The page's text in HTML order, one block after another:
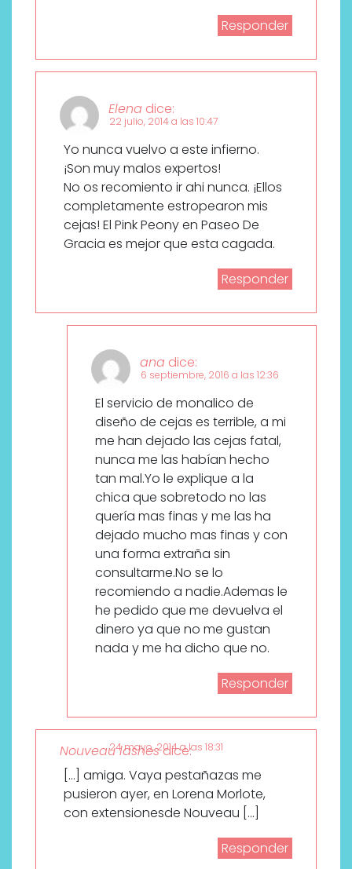
Responder
Elena dice:
22 julio, 2014 a las 10:47
Yo nunca vuelvo a este infierno.
¡Son muy malos expertos!
No os recomiento ir ahi nunca. ¡Ellos
completamente estropearon mis
cejas! El Pink Peony en Paseo De
Gracia es mejor que esta cagada.
Responder
ana dice:
6 septiembre, 2016 a las 12:36
El servicio de monalico de
diseño de cejas es terrible, a mi
me han dejado las cejas fatal,
nunca me las habían hecho
tan mal.Yo le explique a la
chica que sobretodo no las
quería mas finas y me las ha
dejado mucho mas finas y con
una forma extraña sin
consultarme.No se lo
recomiendo a nadie.Ademas le
he pedido que me devuelva el
dinero ya que no me gustan
nada y me ha dicho que no.
Responder
Nouveau lashes dice:
24 mayo, 2014 a las 18:31
[…] amiga. Vaya pestañazas me
pusieron ayer, en Lorena Morlote,
con extensionesde Nouveau […]
Responder